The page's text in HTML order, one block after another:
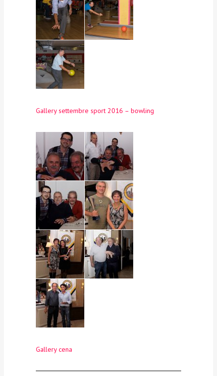
Gallery settembre sport 2016 – bowling
Gallery cena